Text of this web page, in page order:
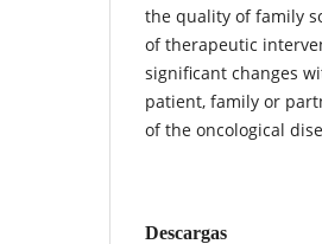
the quality of family
of therapeutic
significant changes
patient, family or
of the oncological
Descargas